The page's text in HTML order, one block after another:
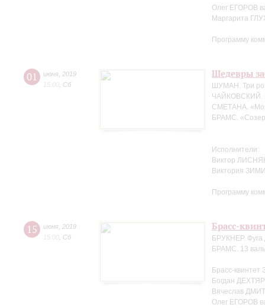
Олег ЕГОРОВ
Маргарита
Программу
01 июня 2019
15:00 Сб
Шедевры
ШУМАН. Три
ЧАЙКОВСКИЙ.
СМЕТАНА.
БРАМС.
Исполнители:
Виктор
Виктория
Программу
15 июня 2019
15:00 Сб
Брасс-
БРУКНЕР. Фуга
БРАМС. 13
Брасс-квинтет
Богдан
Вячеслав
Олег ЕГОРОВ